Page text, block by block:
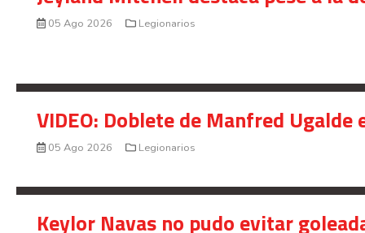
05 Ago 2026 Legionarios
VIDEO: Doblete de Manfred
05 Ago 2026 Legionarios
Keylor Navas no pudo evitar